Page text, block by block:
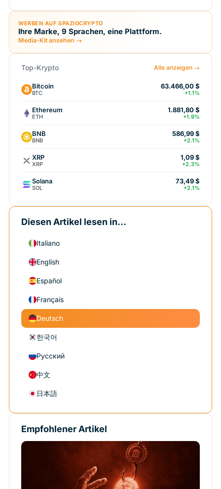
WERBEN AUF SPAZIOCRYPTO
Ihre Marke, 9 Sprachen, eine Plattform.
Media-Kit ansehen →
Top-Krypto Alle anzeigen →
Bitcoin
BTC
63.466,00 $
+1.1%
Ethereum
ETH
1.881,80 $
+1.9%
BNB
BNB
586,99 $
+2.1%
XRP
XRP
1,09 $
+2.3%
Solana
SOL
73,49 $
+2.1%
Diesen Artikel lesen in...
Italiano
English
Español
Français
Deutsch
한국어
Русский
中文
日本語
Empfohlener Artikel